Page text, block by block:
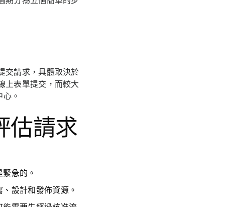
交請求，具體取決於
上表單提交，而較大
。
估請求
急的。
設計和發佈資源。